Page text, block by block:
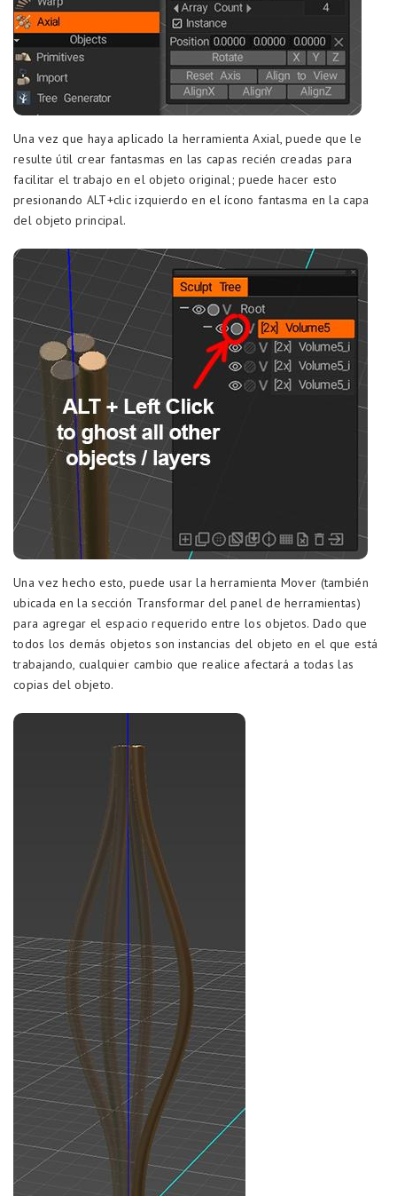
Una vez que haya aplicado la herramienta Axial, puede que le
resulte útil crear fantasmas en las capas recién creadas para
facilitar el trabajo en el objeto original; puede hacer esto
presionando ALT+clic izquierdo en el ícono fantasma en la capa
del objeto principal.
Una vez hecho esto, puede usar la herramienta Mover (también
ubicada en la sección Transformar del panel de herramientas)
para agregar el espacio requerido entre los objetos. Dado que
todos los demás objetos son instancias del objeto en el que está
trabajando, cualquier cambio que realice afectará a todas las
copias del objeto.